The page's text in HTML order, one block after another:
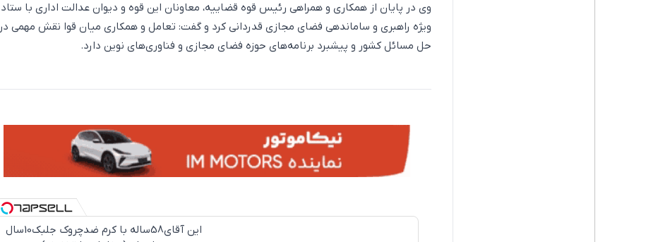
وی در پایان از همکاری و همراهی رئیس قوه قضاییه، معاونان این قوه و دیوان عدالت اداری با ستاد
ویژه راهبری و ساماندهی فضای مجازی قدردانی کرد و گفت: تعامل و همکاری میان قوا نقش مهمی در
حل مسائل کشور و پیشبرد برنامه‌های حوزه فضای مجازی و فناوری‌های نوین دارد.
این آقای58ساله با کرم ضدچروک جلبک10سال